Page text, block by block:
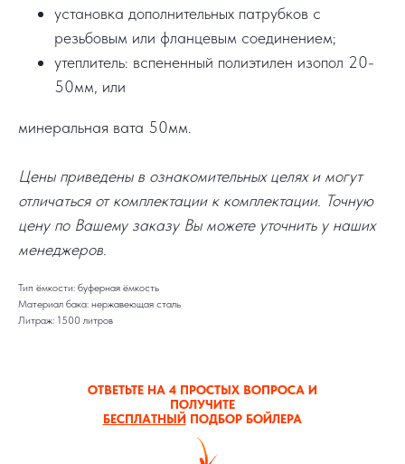
установка дополнительных патрубков с
резьбовым или фланцевым соединением;
утеплитель: вспененный полиэтилен изопол 20-
50мм, или
минеральная вата 50мм.
Цены приведены в ознакомительных целях и могут
отличаться от комплектации к комплектации. Точную
цену по Вашему заказу Вы можете уточнить у наших
менеджеров.
Тип ёмкости: буферная ёмкость
Материал бака: нержавеющая сталь
Литраж: 1500 литров
ОТВЕТЬТЕ НА 4 ПРОСТЫХ ВОПРОСА И
ПОЛУЧИТЕ
БЕСПЛАТНЫЙ ПОДБОР БОЙЛЕРА